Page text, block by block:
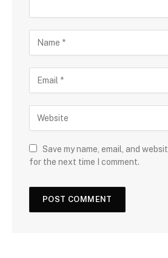
Save my name, email, and
for the next time I comment.